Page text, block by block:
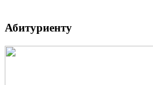
Абитуриенту